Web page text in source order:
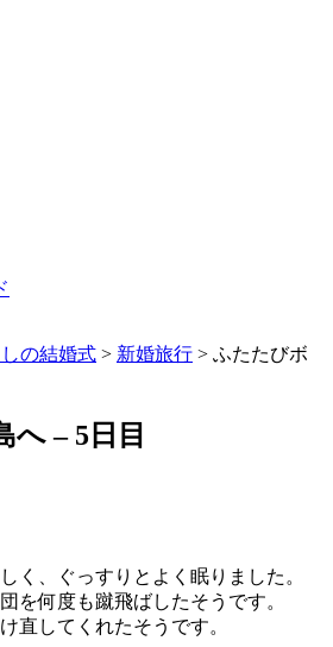
の結婚式 > 新婚旅行 > ふたたびボ
– 5日目
く、ぐっすりとよく眠りました。
を何度も蹴飛ばしたそうです。
直してくれたそうです。